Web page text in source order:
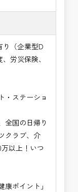
り（企業型D
労災保険、
・ステーショ
全国の日帰り
クラブ、介
以上！いつ
ポイント」